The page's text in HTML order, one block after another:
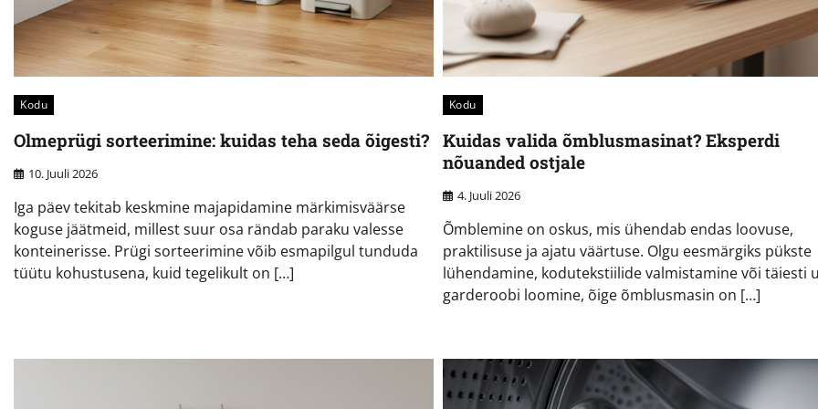
Kodu
Olmeprügi sorteerimine: kuidas teha seda õigesti?
10. Juuli 2026
Iga päev tekitab keskmine majapidamine märkimisväärse
koguse jäätmeid, millest suur osa rändab paraku valesse
konteinerisse. Prügi sorteerimine võib esmapilgul tunduda
tüütu kohustusena, kuid tegelikult on […]
Kodu
Kuidas valida õmblusmasinat? Eksperdi
nõuanded ostjale
4. Juuli 2026
Õmblemine on oskus, mis ühendab endas loovuse,
praktilisuse ja ajatu väärtuse. Olgu eesmärgiks pükste
lühendamine, kodutekstiilide valmistamine või täiesti
garderoobi loomine, õige õmblusmasin on […]